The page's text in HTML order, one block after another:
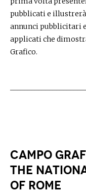
pubblicati e
annunci pubblicitari
applicati che
Grafico.
​​​​​​​Campo
the
of Rome